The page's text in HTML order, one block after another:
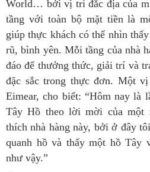
World… bởi vị trí đắc địa của
tầng với toàn bộ mặt tiền là
giúp thực khách có thể nhìn
rũ, bình yên. Mỗi tầng của nhà
đáo để thưởng thức, giải trí và
đặc sắc trong thực đơn. Một
Eimear, cho biết: “Hôm nay là
Tây Hồ theo lời mời của một
thích nhà hàng này, bởi ở đây
quanh hồ và thấy một hồ Tây
như vậy.”